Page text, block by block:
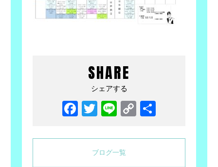
SHARE
シェアする
Facebook
Twitter
LineCopy
ブログ一覧